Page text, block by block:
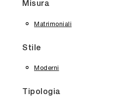
Misura
Matrimoniali
Stile
Moderni
Tipologia